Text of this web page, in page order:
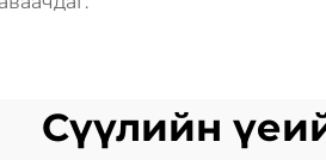
Сүүлийн